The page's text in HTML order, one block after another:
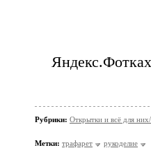
Рубрики: Открытки и всё для
Метки: трафарет рукоделие